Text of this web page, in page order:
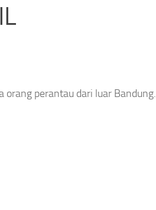
orang perantau dari luar Bandung.